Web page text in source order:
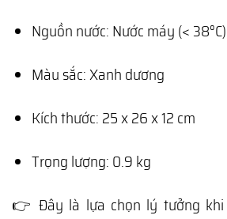
Nguồn nước: Nước máy (< 38°C)
Màu sắc: Xanh dương
Kích thước: 25 x 26 x 12 cm
Trọng lượng: 0.9 kg
👉 Đây là lựa chọn lý tưởng